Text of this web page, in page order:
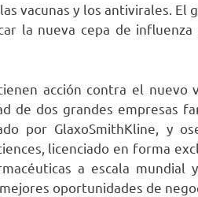
vacunas y los antivirales. El
la nueva cepa de
acción contra el nuevo
de dos grandes empresas
por GlaxoSmithKline, y
licenciado en forma
a escala
oportunidades de